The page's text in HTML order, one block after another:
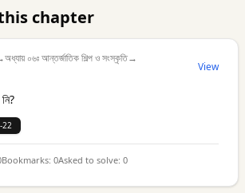
chapter
অধ্যায় ০৬ঃ আন্তর্জাতিক শিল্প ও সংস্কৃতি→
View
22
Bookmarks: 0Asked to solve: 0